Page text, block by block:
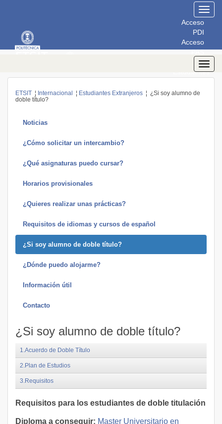
Acceso
PDI
Acceso
PAS
Acceso
Estudiantes
ETSIT ¦ Internacional ¦ Estudiantes Extranjeros ¦ ¿Si soy alumno de
doble título?
Noticias
¿Cómo solicitar un intercambio?
¿Qué asignaturas puedo cursar?
Horarios provisionales
¿Quieres realizar unas prácticas?
Requisitos de idiomas y cursos de español
¿Si soy alumno de doble título?
¿Dónde puedo alojarme?
Información útil
Contacto
¿Si soy alumno de doble título?
1.Acuerdo de Doble Título
2.Plan de Estudios
3.Requisitos
Requisitos para los estudiantes de doble titulación
Diploma a conseguir: Master Universitario en